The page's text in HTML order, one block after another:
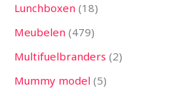
Lunchboxen 18
Meubelen 479
Multifuelbranders 2
Mummy model 5